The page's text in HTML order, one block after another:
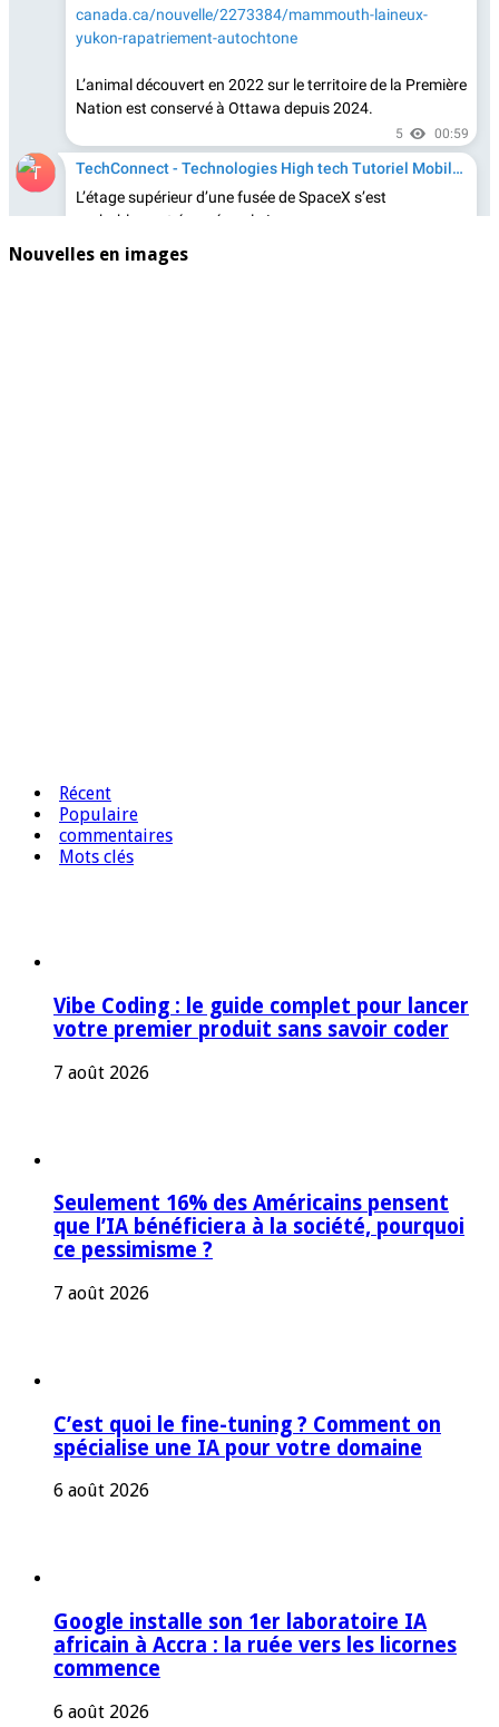
Nouvelles en images
Récent
Populaire
commentaires
Mots clés
Vibe Coding : le guide complet pour lancer
votre premier produit sans savoir coder
7 août 2026
Seulement 16% des Américains pensent
que l’IA bénéficiera à la société, pourquoi
ce pessimisme ?
7 août 2026
C’est quoi le fine-tuning ? Comment on
spécialise une IA pour votre domaine
6 août 2026
Google installe son 1er laboratoire IA
africain à Accra : la ruée vers les licornes
commence
6 août 2026